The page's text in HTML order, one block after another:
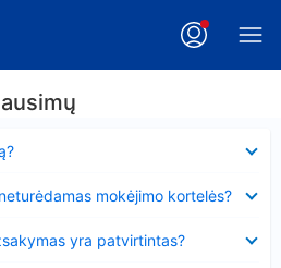
mokėjimo kortelės?
yra patvirtintas?